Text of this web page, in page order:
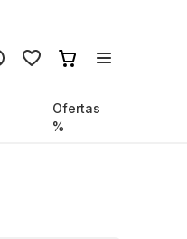
Ofertas
%